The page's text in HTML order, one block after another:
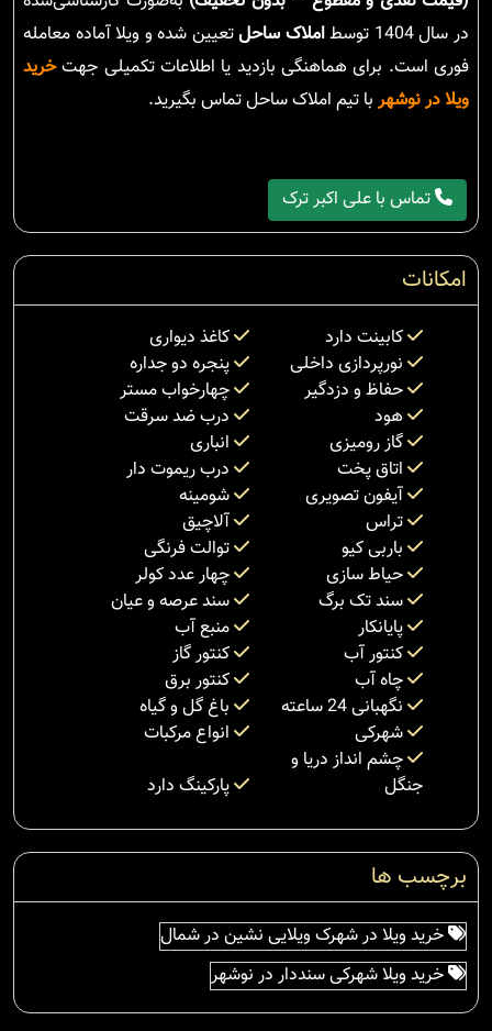
در سال 1404 توسط
املاک ساحلتعیین شده و ویلا آماده معامله
فوری است. برای هماهنگی بازدید یا اطلاعات تکمیلی جهتخرید
ویلا در نوشهر با تیم املاک ساحل تماس بگیرید.
تماس با علی اکبر ترک
امکانات
کابینت دارد
کاغذ دیواری
نورپردازی داخلی
پنجره دو جداره
حفاظ و دزدگیر
چهارخواب مستر
هود
درب ضد سرقت
گاز رومیزی
انباری
اتاق پخت
درب ریموت دار
آیفون تصویری
شومینه
تراس
آلاچیق
باربی کیو
توالت فرنگی
حیاط سازی
چهار عدد کولر
سند تک برگ
سند عرصه و عیان
پایانکار
منبع آب
کنتور آب
کنتور گاز
چاه آب
کنتور برق
نگهبانی 24 ساعته
باغ گل و گیاه
شهرکی
انواع مرکبات
چشم انداز دریا و
جنگل
پارکینگ دارد
برچسب ها
خرید ویلا در شهرک ویلایی نشین در شمال
خرید ویلا شهرکی سنددار در نوشهر